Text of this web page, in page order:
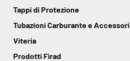
Tappi di Protezione
Tubazioni Carburante e Accessori
Viteria
Prodotti Firad